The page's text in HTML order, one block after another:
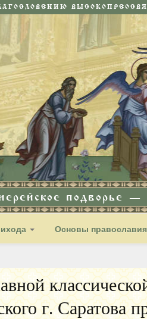
подворье
Основы православия
г. Саратова